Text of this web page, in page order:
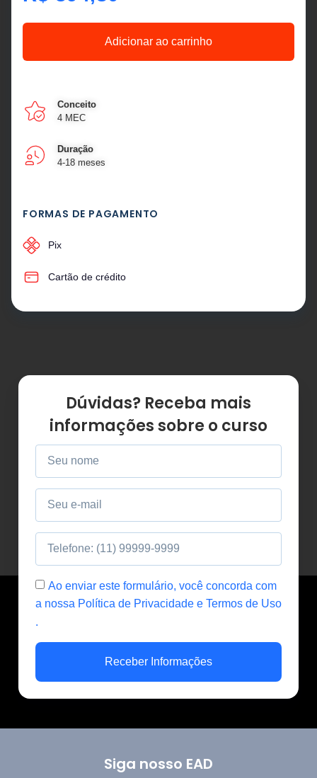
Adicionar ao carrinho
Conceito
4 MEC
Duração
4-18 meses
FORMAS DE PAGAMENTO
Pix
Cartão de crédito
Dúvidas? Receba mais
informações sobre o curso
Ao enviar este formulário, você concorda com
a nossa Política de Privacidade e Termos de Uso
.
Receber Informações
Siga nosso EAD